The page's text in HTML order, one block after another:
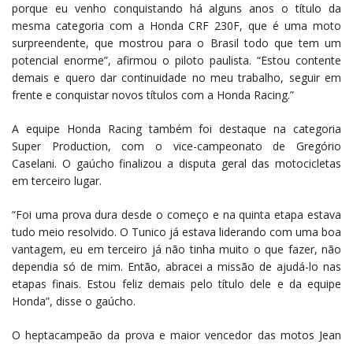
porque eu venho conquistando há alguns anos o título da
mesma categoria com a Honda CRF 230F, que é uma moto
surpreendente, que mostrou para o Brasil todo que tem um
potencial enorme”, afirmou o piloto paulista. “Estou contente
demais e quero dar continuidade no meu trabalho, seguir em
frente e conquistar novos títulos com a Honda Racing.”
A equipe Honda Racing também foi destaque na categoria
Super Production, com o vice-campeonato de Gregório
Caselani. O gaúcho finalizou a disputa geral das motocicletas
em terceiro lugar.
“Foi uma prova dura desde o começo e na quinta etapa estava
tudo meio resolvido. O Tunico já estava liderando com uma boa
vantagem, eu em terceiro já não tinha muito o que fazer, não
dependia só de mim. Então, abracei a missão de ajudá-lo nas
etapas finais. Estou feliz demais pelo título dele e da equipe
Honda”, disse o gaúcho.
O heptacampeão da prova e maior vencedor das motos Jean